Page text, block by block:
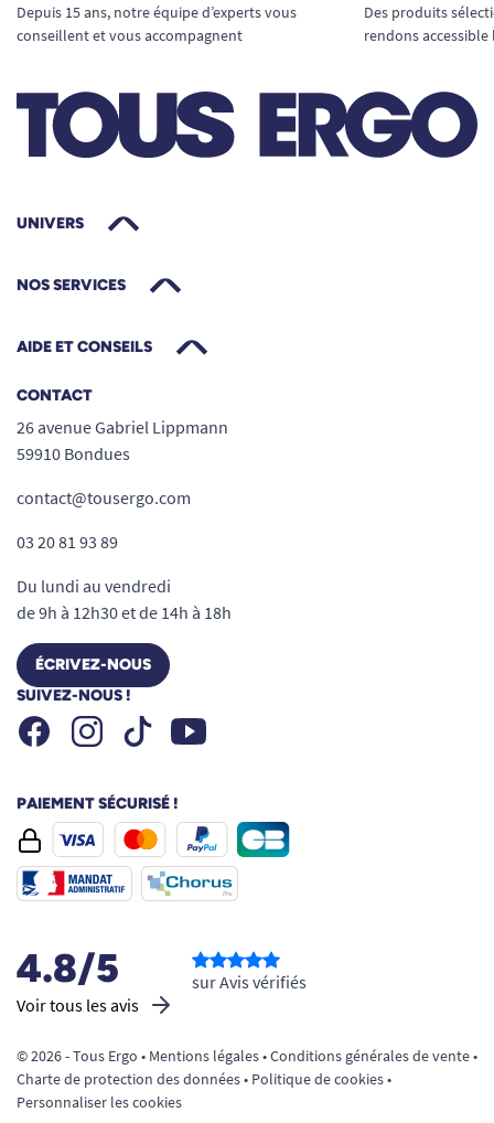
Depuis 15 ans, notre équipe d’experts vous
conseillent et vous accompagnent
Des produits
rendons
UNIVERS
NOS SERVICES
AIDE ET CONSEILS
CONTACT
26 avenue Gabriel Lippmann
59910 Bondues
contact@tousergo.com
03 20 81 93 89
Du lundi au vendredi
de 9h à 12h30 et de 14h à 18h
ÉCRIVEZ-NOUS
SUIVEZ-NOUS !
FacebookInstagramTiktok Youtube
PAIEMENT SÉCURISÉ !
4.8/5
Voir tous les avis
sur Avis vérifiés
© 2026 - Tous Ergo • Mentions légales•Conditions générales de vente•
Charte de protection des données• Politique de cookies•
Personnaliser les cookies